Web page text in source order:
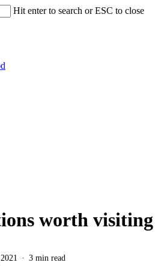
Hit enter to search or ESC to close
worth visiting
3 min read